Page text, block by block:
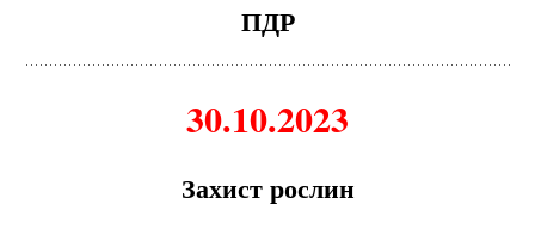
ПДР
30.10.2023
Захист рослин